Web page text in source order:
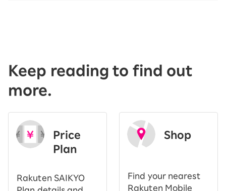
Keep reading to find out
more.
Price
Plan
Rakuten SAIKYO
Shop
Find your nearest
Rakuten Mobile